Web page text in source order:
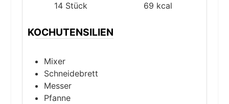
14 Stück
69 kcal
KOCHUTENSILIEN
Mixer
Schneidebrett
Messer
Pfanne